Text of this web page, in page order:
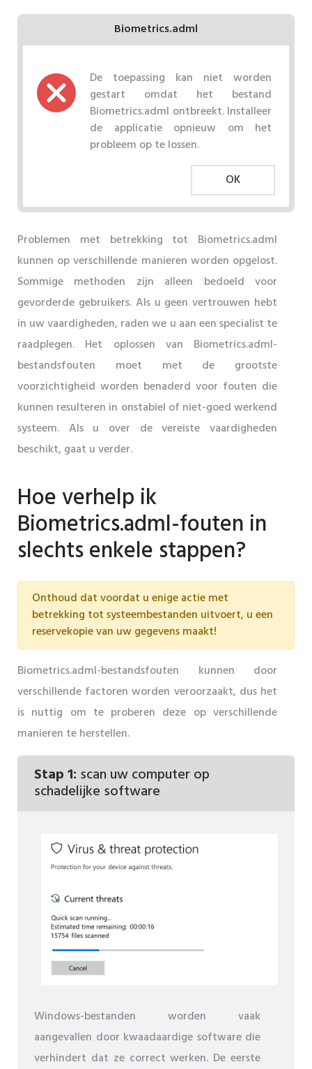
Biometrics.adml
De toepassing kan niet worden
gestart omdat het bestand
Biometrics.adml ontbreekt. Installeer
de applicatie opnieuw om het
probleem op te lossen.
OK
Problemen met betrekking tot Biometrics.adml
kunnen op verschillende manieren worden opgelost.
Sommige methoden zijn alleen bedoeld voor
gevorderde gebruikers. Als u geen vertrouwen hebt
in uw vaardigheden, raden we u aan een specialist te
raadplegen. Het oplossen van Biometrics.adml-
bestandsfouten moet met de grootste
voorzichtigheid worden benaderd voor fouten die
kunnen resulteren in onstabiel of niet-goed werkend
systeem. Als u over de vereiste vaardigheden
beschikt, gaat u verder.
Hoe verhelp ik
Biometrics.adml-fouten in
slechts enkele stappen?
Onthoud dat voordat u enige actie met
betrekking tot systeembestanden uitvoert, u een
reservekopie van uw gegevens maakt!
Biometrics.adml-bestandsfouten kunnen door
verschillende factoren worden veroorzaakt, dus het
is nuttig om te proberen deze op verschillende
manieren te herstellen.
Stap 1: scan uw computer op
schadelijke software
Windows-bestanden worden vaak
aangevallen door kwaadaardige software die
verhindert dat ze correct werken. De eerste